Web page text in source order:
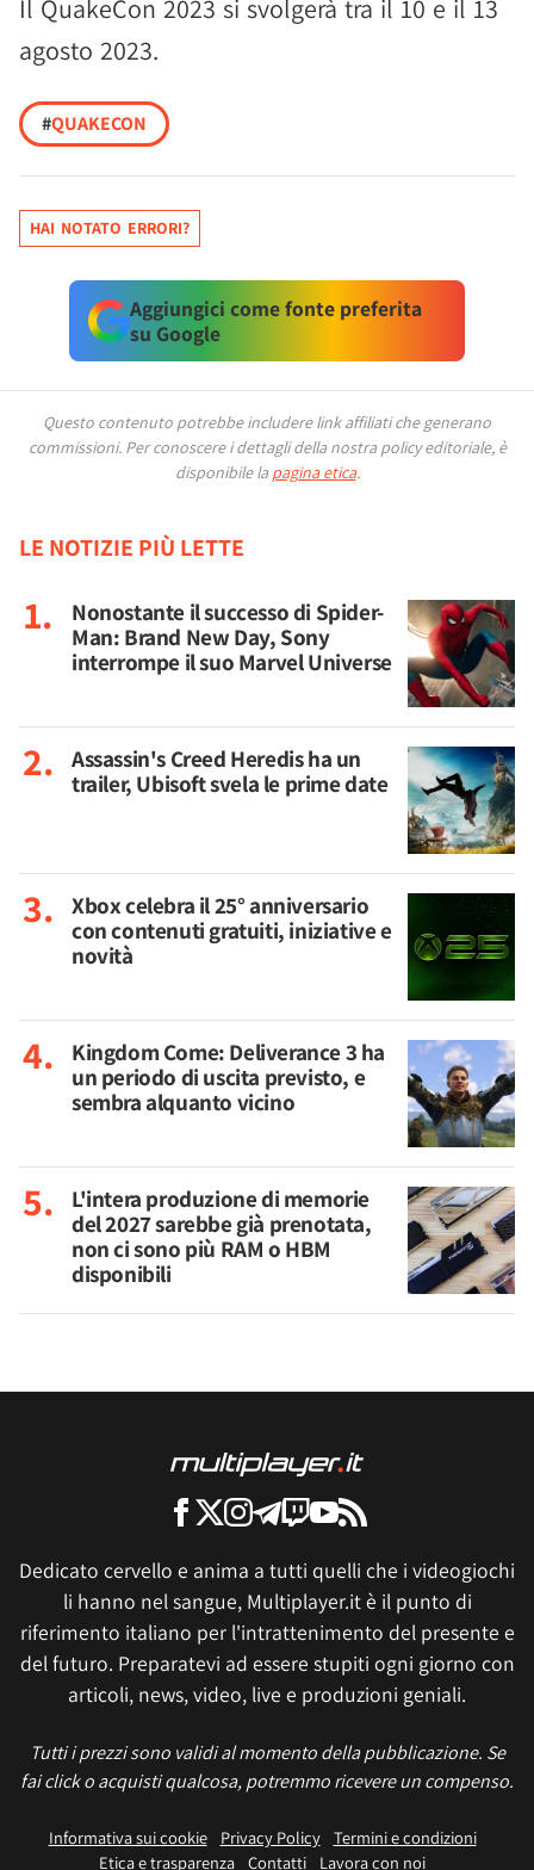
Il QuakeCon 2023 si svolgerà tra il 10 e il 13
agosto 2023.
#QUAKECON
HAI NOTATO ERRORI?
Aggiungici come fonte preferita
su Google
Questo contenuto potrebbe includere link affiliati che generano
commissioni. Per conoscere i dettagli della nostra policy editoriale, è
disponibile la pagina etica.
LE NOTIZIE PIÙ LETTE
Nonostante il successo di Spider-
Man: Brand New Day, Sony
interrompe il suo Marvel Universe
Assassin's Creed Heredis ha un
trailer, Ubisoft svela le prime date
Xbox celebra il 25° anniversario
con contenuti gratuiti, iniziative e
novità
Kingdom Come: Deliverance 3 ha
un periodo di uscita previsto, e
sembra alquanto vicino
L'intera produzione di memorie
del 2027 sarebbe già prenotata,
non ci sono più RAM o HBM
disponibili
Dedicato cervello e anima a tutti quelli che i videogiochi
li hanno nel sangue, Multiplayer.it è il punto di
riferimento italiano per l'intrattenimento del presente e
del futuro. Preparatevi ad essere stupiti ogni giorno con
articoli, news, video, live e produzioni geniali.
Tutti i prezzi sono validi al momento della pubblicazione. Se
fai click o acquisti qualcosa, potremmo ricevere un compenso.
Informativa sui cookie Privacy Policy
Termini e condizioni
Etica e trasparenza Contatti Lavora con noi